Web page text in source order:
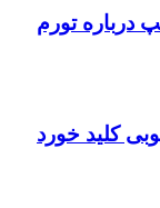
درباره تورم
کلید خورد